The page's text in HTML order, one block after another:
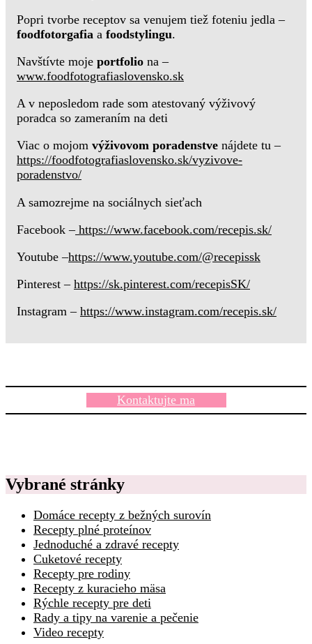
Popri tvorbe receptov sa venujem tiež foteniu jedla –
foodfotorgafia a foodstylingu.
Navštívte moje portfolio na –
www.foodfotografiaslovensko.sk
A v neposledom rade som atestovaný výživový
poradca so zameraním na deti
Viac o mojom výživovom poradenstve nájdete tu –
https://foodfotografiaslovensko.sk/vyzivove-
poradenstvo/
A samozrejme na sociálnych sieťach
Facebook –https://www.facebook.com/recepis.sk/
Youtube –https://www.youtube.com/@recepissk
Pinterest – https://sk.pinterest.com/recepisSK/
Instagram – https://www.instagram.com/recepis.sk/
Kontaktujte ma
Vybrané stránky
Domáce recepty z bežných surovín
Recepty plné proteínov
Jednoduché a zdravé recepty
Cuketové recepty
Recepty pre rodiny
Recepty z kuracieho mäsa
Rýchle recepty pre deti
Rady a tipy na varenie a pečenie
Video recepty